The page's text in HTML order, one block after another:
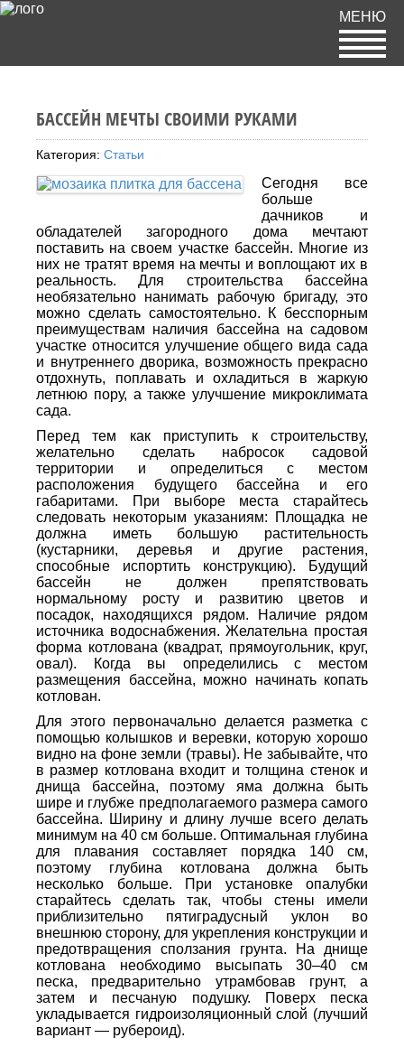
МЕНЮ
БАССЕЙН МЕЧТЫ СВОИМИ РУКАМИ
Категория: Статьи
Сегодня все
больше
дачников и
обладателей загородного дома мечтают
поставить на своем участке бассейн. Многие из
них не тратят время на мечты и воплощают их в
реальность. Для строительства бассейна
необязательно нанимать рабочую бригаду, это
можно сделать самостоятельно. К бесспорным
преимуществам наличия бассейна на садовом
участке относится улучшение общего вида сада
и внутреннего дворика, возможность прекрасно
отдохнуть, поплавать и охладиться в жаркую
летнюю пору, а также улучшение микроклимата
сада.
Перед тем как приступить к строительству,
желательно сделать набросок садовой
территории и определиться с местом
расположения будущего бассейна и его
габаритами. При выборе места старайтесь
следовать некоторым указаниям: Площадка не
должна иметь большую растительность
(кустарники, деревья и другие растения,
способные испортить конструкцию). Будущий
бассейн не должен препятствовать
нормальному росту и развитию цветов и
посадок, находящихся рядом. Наличие рядом
источника водоснабжения. Желательна простая
форма котлована (квадрат, прямоугольник, круг,
овал). Когда вы определились с местом
размещения бассейна, можно начинать копать
котлован.
Для этого первоначально делается разметка с
помощью колышков и веревки, которую хорошо
видно на фоне земли (травы). Не забывайте, что
в размер котлована входит и толщина стенок и
днища бассейна, поэтому яма должна быть
шире и глубже предполагаемого размера самого
бассейна. Ширину и длину лучше всего делать
минимум на 40 см больше. Оптимальная глубина
для плавания составляет порядка 140 см,
поэтому глубина котлована должна быть
несколько больше. При установке опалубки
старайтесь сделать так, чтобы стены имели
приблизительно пятиградусный уклон во
внешнюю сторону, для укрепления конструкции и
предотвращения сползания грунта. На днище
котлована необходимо высыпать 30–40 см
песка, предварительно утрамбовав грунт, а
затем и песчаную подушку. Поверх песка
укладывается гидроизоляционный слой (лучший
вариант — рубероид).